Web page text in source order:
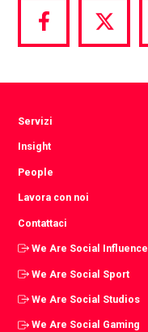
Share
via
Share
via
Servizi
Insight
People
Lavora con noi
Contattaci
We Are Social Influence
We Are Social Sport
We Are Social Studios
We Are Social Gaming